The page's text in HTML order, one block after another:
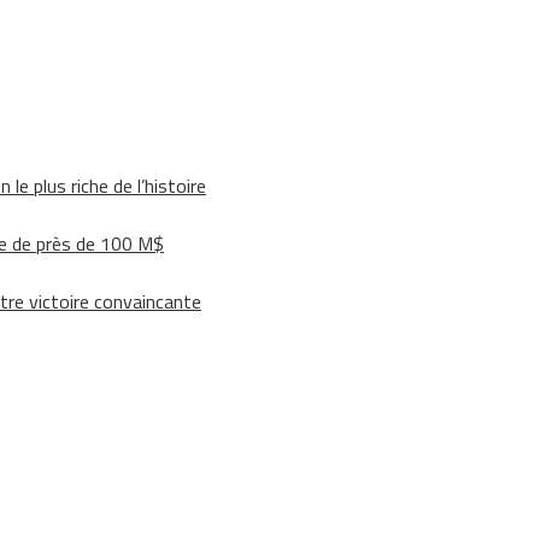
plus riche de l’histoire
de près de 100 M$
victoire convaincante